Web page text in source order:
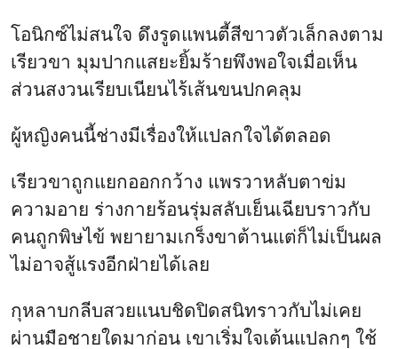
โอนิกซ์ไม่สนใจ ดึงรูดแพนตี้สีขาวตัวเล็กลงตาม
เรียวขา มุมปากแสยะยิ้มร้ายพึงพอใจเมื่อเห็น
ส่วนสงวนเรียบเนียนไร้เส้นขนปกคลุม
ผู้หญิงคนนี้ช่างมีเรื่องให้แปลกใจได้ตลอด
เรียวขาถูกแยกออกกว้าง แพรวาหลับตาข่ม
ความอาย ร่างกายร้อนรุ่มสลับเย็นเฉียบราวกับ
คนถูกพิษไข้ พยายามเกร็งขาต้านแต่ก็ไม่เป็นผล
ไม่อาจสู้แรงอีกฝ่ายได้เลย
กุหลาบกลีบสวยแนบชิดปิดสนิทราวกับไม่เคย
ผ่านมือชายใดมาก่อน เขาเริ่มใจเต้นแปลกๆ ใช้